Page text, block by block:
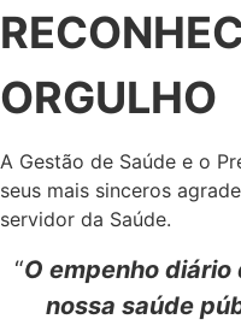
ORGULHO
A Gestão de Saúde e o
seus mais sinceros
servidor da Saúde.
“O empenho
nossa saúde